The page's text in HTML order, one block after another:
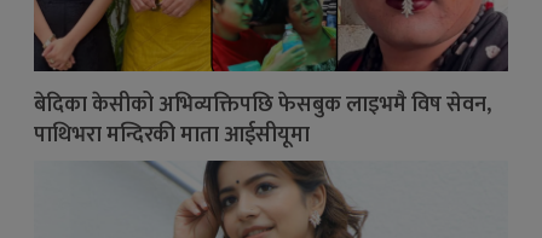
बेदिका केसीको अभिव्यक्तिपछि फेसबुक लाइभमै विष सेवन,
पाथिभरा मन्दिरकी माता आईसीयूमा